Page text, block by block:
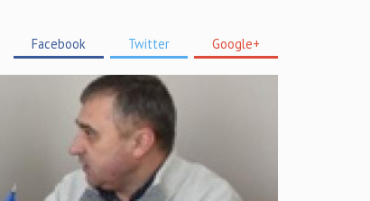
Facebook Twitter Google+